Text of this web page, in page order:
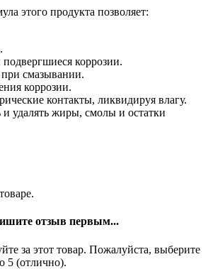
этого продукта позволяет:
коррозии.
смазывании.
коррозии.
контакты, ликвидируя влагу.
удалять жиры, смолы и остатки
отзыв первым...
за этот товар. Пожалуйста, выберите
5 (отлично).